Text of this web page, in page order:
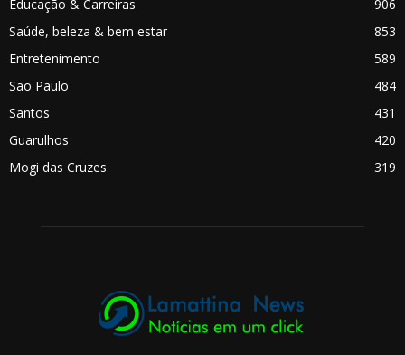
Educação & Carreiras
906
Saúde, beleza & bem estar
853
Entretenimento
589
São Paulo
484
Santos
431
Guarulhos
420
Mogi das Cruzes
319